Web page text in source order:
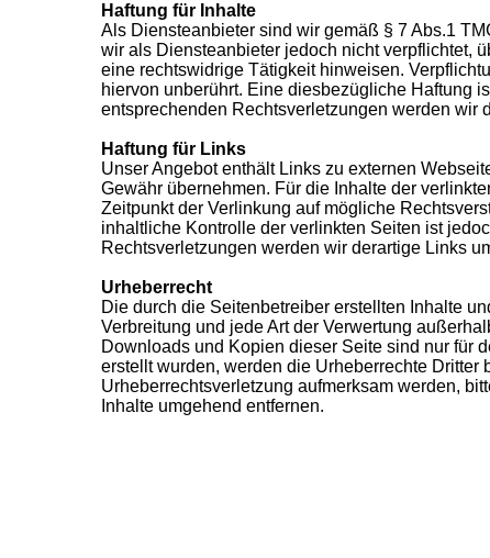
Haftung für Inhalte
Als Diensteanbieter sind wir gemäß § 7 Abs.1
wir als Diensteanbieter jedoch nicht verpflichtet,
eine rechtswidrige Tätigkeit hinweisen.
hiervon unberührt. Eine diesbezügliche Haftung
entsprechenden Rechtsverletzungen werden wir
Haftung für Links
Unser Angebot enthält Links zu externen
Gewähr übernehmen. Für die Inhalte der
Zeitpunkt der Verlinkung auf mögliche
inhaltliche Kontrolle der verlinkten Seiten ist
Rechtsverletzungen werden wir derartige Links
Urheberrecht
Die durch die Seitenbetreiber erstellten Inhalte
Verbreitung und jede Art der Verwertung
Downloads und Kopien dieser Seite sind nur für
erstellt wurden, werden die Urheberrechte
Urheberrechtsverletzung aufmerksam werden,
Inhalte umgehend entfernen.